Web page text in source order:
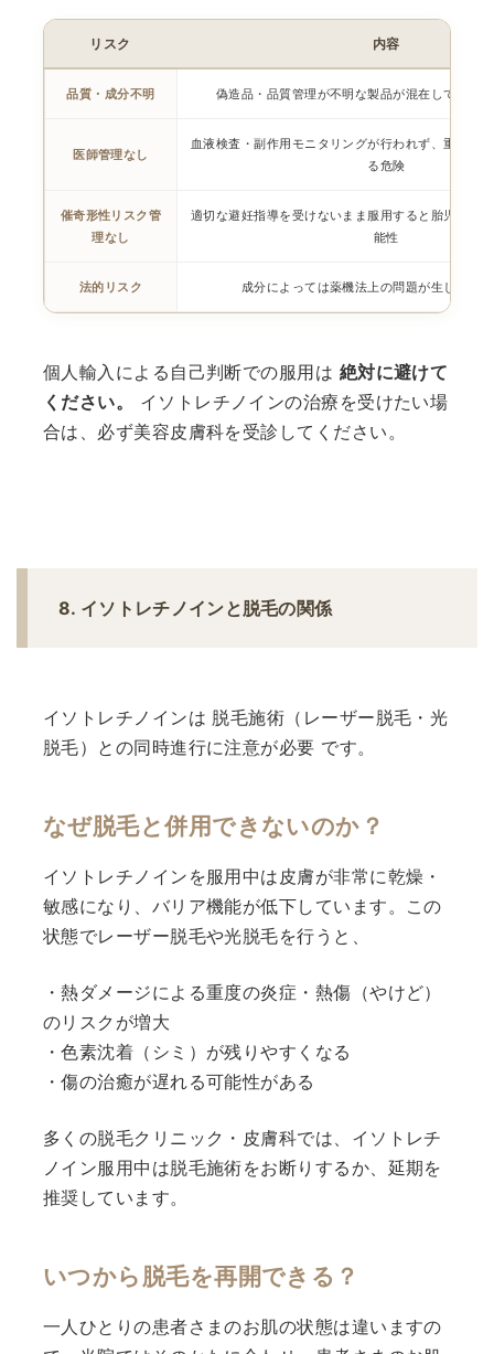
リスク 内容
品質・成分不明 偽造品・品質管理が不明な製品が混在している
医師管理なし
血液検査・副作用モニタリングが行われず、重篤な
る危険
催奇形性リスク管
理なし
適切な避妊指導を受けないまま服用すると胎児へ深
能性
法的リスク 成分によっては薬機法上の問題が生じる場
個人輸入による自己判断での服用は 絶対に避けて
ください。
イソトレチノインの治療を受けたい場
合は、必ず美容皮膚科を受診してください。
8. イソトレチノインと脱毛の関係
イソトレチノインは 脱毛施術（レーザー脱毛・光
脱毛）との同時進行に注意が必要 です。
なぜ脱毛と併用できないのか？
イソトレチノインを服用中は皮膚が非常に乾燥・
敏感になり、バリア機能が低下しています。この
状態でレーザー脱毛や光脱毛を行うと、
・熱ダメージによる重度の炎症・熱傷（やけど）
のリスクが増大
・色素沈着（シミ）が残りやすくなる
・傷の治癒が遅れる可能性がある
多くの脱毛クリニック・皮膚科では、イソトレチ
ノイン服用中は脱毛施術をお断りするか、延期を
推奨しています。
いつから脱毛を再開できる？
一人ひとりの患者さまのお肌の状態は違いますの